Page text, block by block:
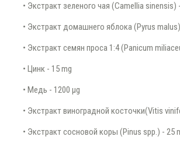
• Экстракт зеленого чая (Camellia sinensis)
• Экстракт домашнего яблока (Pyrus
• Экстракт семян проса 1:4 (Panicum
• Цинк - 15 mg
• Медь - 1200 µg
• Экстракт виноградной косточки(Vitis
• Экстракт сосновой коры (Pinus spp.) - 25